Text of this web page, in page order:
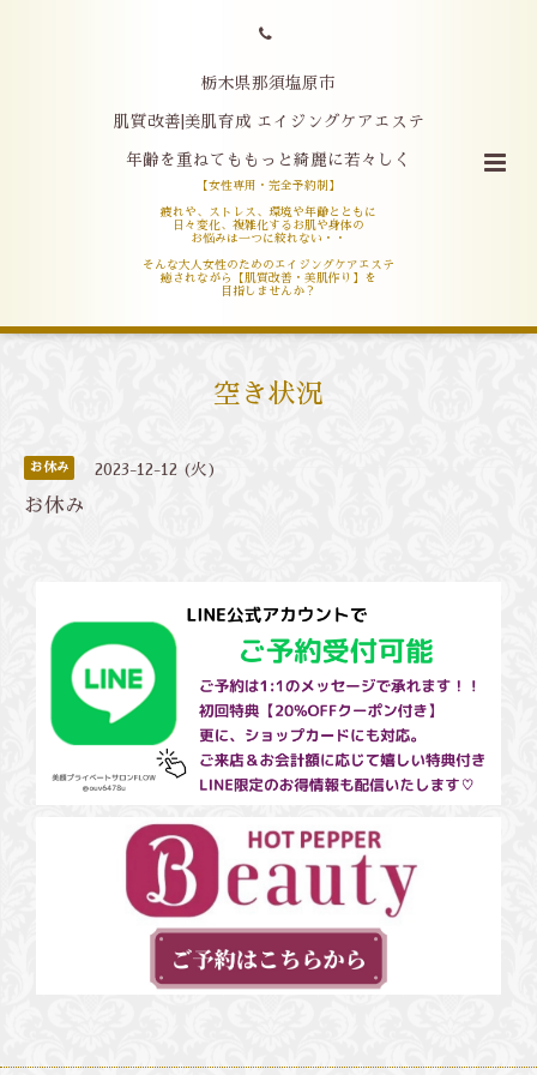
栃木県那須塩原市
肌質改善|美肌育成 エイジングケアエステ
年齢を重ねてももっと綺麗に若々しく
【女性専用・完全予約制】
疲れや、ストレス、環境や年齢とともに
日々変化、複雑化するお肌や身体の
お悩みは一つに絞れない・・
そんな大人女性のためのエイジングケアエステ
癒されながら【肌質改善・美肌作り】を
目指しませんか？
空き状況
お休み 2023-12-12 (火)
お休み